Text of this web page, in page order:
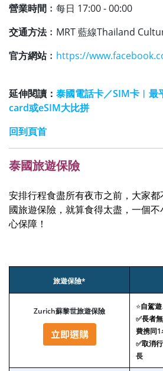
營業時間﹕ 每日 17:00 - 00:00
交通方法﹕ MRT 藍線Thailand
官方網站﹕ https://
延伸閱讀： 泰國電話卡／SIM卡︱最
card或eSIM大比拼
回到頁首
泰國旅遊保險
安排行程食盡所有夜市之前，大家
國旅遊保險，就算食得太盡，一個
心保障！
旅遊保險*
Zurich蘇黎世旅遊保險 ⭐自駕遊
✅長者
費携同
✅取消
長